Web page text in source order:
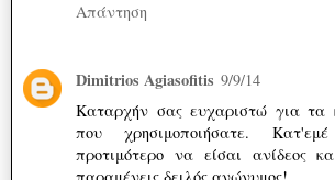
Απάντηση
Dimitrios Agiasofitis 9/9/14
Καταρχήν σας ευχαριστώ για τα
που χρησιμοποιήσατε.
προτιμότερο να είσαι ανίδεος